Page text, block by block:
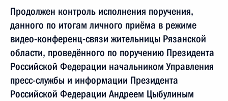
Продолжен контроль исполнения поручения,
данного по итогам личного приёма в режиме
видео-конференц-связи жительницы Рязанской
области, проведённого по поручению Президента
Российской Федерации начальником Управления
пресс-службы и информации Президента
Российской Федерации Андреем Цыбулиным